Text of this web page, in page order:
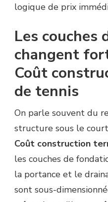
logique de prix
Les couches
changent
Coût
de tennis
On parle souvent du
structure sous le
Coût construction
les couches de
la portance et le
sont sous-